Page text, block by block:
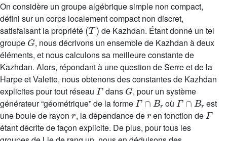
On considère un groupe algébrique simple non compact,
défini sur un corps localement compact non discret,
satisfaisant la propriété
(T)
de Kazhdan. Étant donné un tel
groupe
G
, nous décrivons un ensemble de Kazhdan à deux
éléments, et nous calculons sa meilleure constante de
Kazhdan. Alors, répondant à une question de Serre et de la
Harpe et Valette, nous obtenons des constantes de Kazhdan
explicites pour tout réseau
Γ
dans
G
, pour un système
générateur “géométrique” de la forme
Γ∩B r
où
Γ∩B
est
une boule de rayon
r
, la dépendance de
r
en fonction de
Γ
étant décrite de façon explicite. De plus, pour tous les